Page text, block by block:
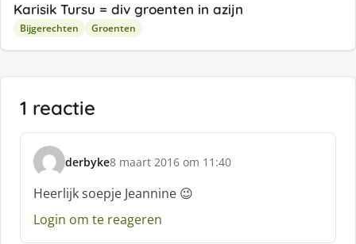
Karisik Tursu = div groenten in azijn
Bijgerechten Groenten
1 reactie
derbyke
s
c
h
r
8 maart 2016 om 11:40
Heerlijk soepje Jeannine 😉
Login om te reageren